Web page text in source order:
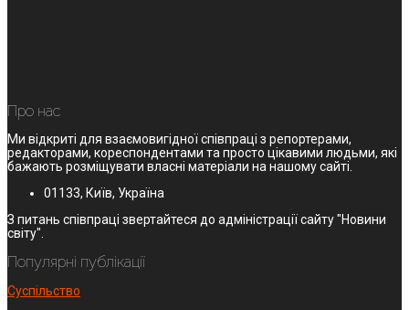
Про нас
Ми відкриті для взаємовигідної співпраці з репортерами,
редакторами, кореспондентами та просто цікавими людьми, які
бажають розміщувати власні матеріали на нашому сайті.
01133, Київ, Україна
З питань співпраці звертайтеся до адміністрації сайту "Новини
світу".
Популярні публікації
Суспільство